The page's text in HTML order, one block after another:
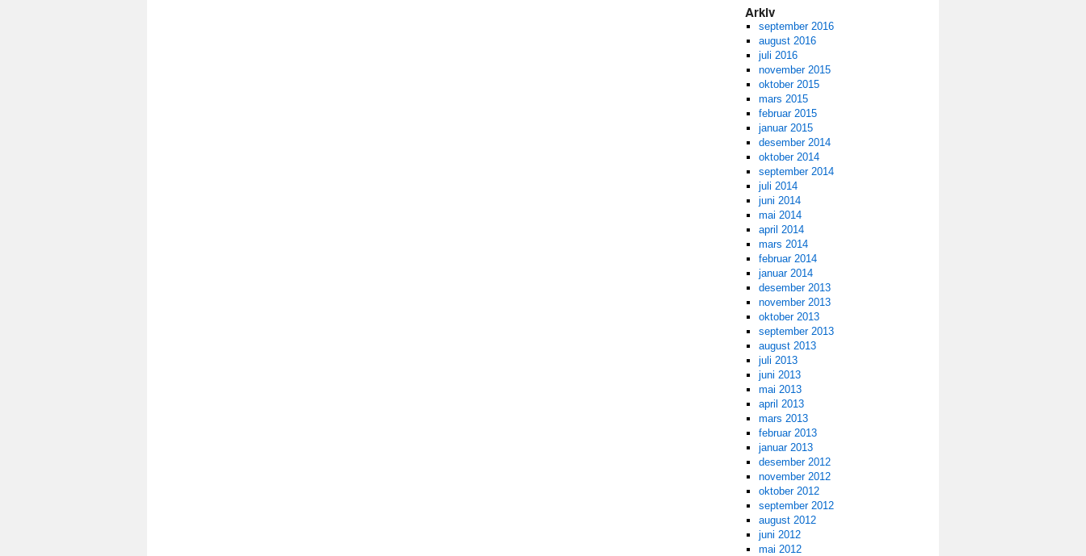
Arkiv
september 2016
august 2016
juli 2016
november 2015
oktober 2015
mars 2015
februar 2015
januar 2015
desember 2014
oktober 2014
september 2014
juli 2014
juni 2014
mai 2014
april 2014
mars 2014
februar 2014
januar 2014
desember 2013
november 2013
oktober 2013
september 2013
august 2013
juli 2013
juni 2013
mai 2013
april 2013
mars 2013
februar 2013
januar 2013
desember 2012
november 2012
oktober 2012
september 2012
august 2012
juni 2012
mai 2012